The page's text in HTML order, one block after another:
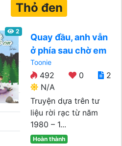
Thỏ đen
2
Quay đầu, anh vẫn
ở phía sau chờ em
Toonie
492 0
2
N/A
Truyện dựa trên tư
liệu rời rạc từ năm
1980 – 1...
Hoàn thành